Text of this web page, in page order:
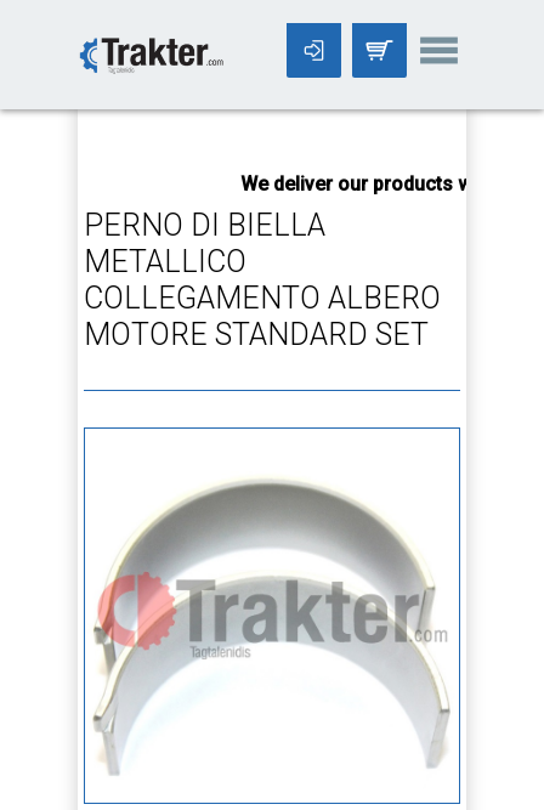
We deliver our products worldwide!
PERNO DI BIELLA
METALLICO
COLLEGAMENTO ALBERO
MOTORE STANDARD SET